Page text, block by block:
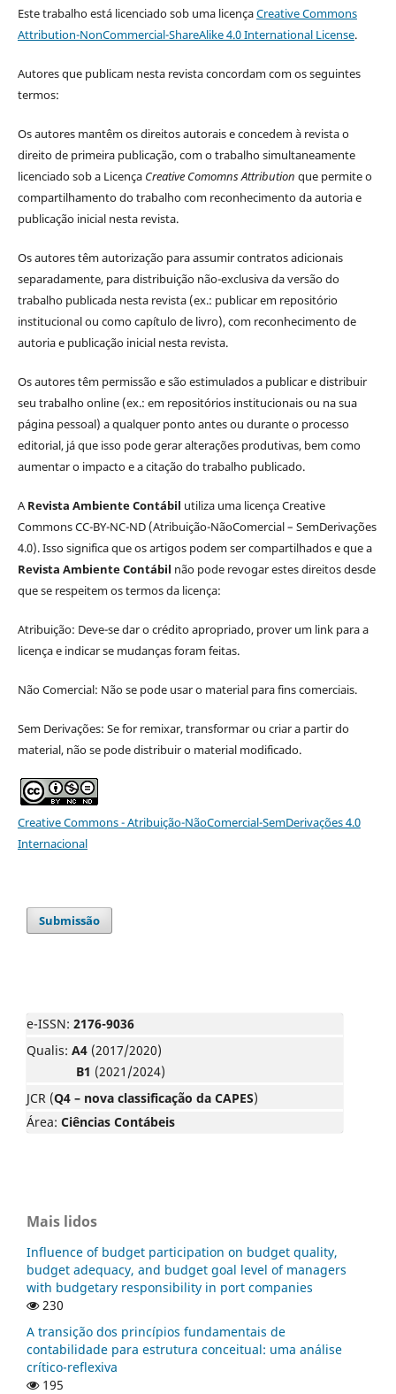
Este trabalho está licenciado sob uma licençaCreative Commons
Attribution-NonCommercial-ShareAlike 4.0 International License.
Autores que publicam nesta revista concordam com os seguintes
termos:
Os autores mantêm os direitos autorais e concedem à revista o
direito de primeira publicação, com o trabalho simultaneamente
licenciado sob a Licença Creative Comomns Attribution que permite o
compartilhamento do trabalho com reconhecimento da autoria e
publicação inicial nesta revista.
Os autores têm autorização para assumir contratos adicionais
separadamente, para distribuição não-exclusiva da versão do
trabalho publicada nesta revista (ex.: publicar em repositório
institucional ou como capítulo de livro), com reconhecimento de
autoria e publicação inicial nesta revista.
Os autores têm permissão e são estimulados a publicar e distribuir
seu trabalho online (ex.: em repositórios institucionais ou na sua
página pessoal) a qualquer ponto antes ou durante o processo
editorial, já que isso pode gerar alterações produtivas, bem como
aumentar o impacto e a citação do trabalho publicado.
ARevista Ambiente Contábil utiliza uma licença Creative
Commons CC-BY-NC-ND (Atribuição-NãoComercial – SemDerivações
4.0). Isso significa que os artigos podem ser compartilhados e que a
Revista Ambiente Contábil não pode revogar estes direitos desde
que se respeitem os termos da licença:
Atribuição: Deve-se dar o crédito apropriado, prover um link para a
licença e indicar se mudanças foram feitas.
Não Comercial: Não se pode usar o material para fins comerciais.
Sem Derivações: Se for remixar, transformar ou criar a partir do
material, não se pode distribuir o material modificado.
Creative Commons - Atribuição-NãoComercial-SemDerivações 4.0
Internacional
Submissão
e-ISSN: 2176-9036
Qualis: A4 (2017/2020)
B1 (2021/2024)
JCR (Q4 – nova classificação da CAPES)
Área: Ciências Contábeis
Mais lidos
Influence of budget participation on budget quality,
budget adequacy, and budget goal level of managers
with budgetary responsibility in port companies
230
A transição dos princípios fundamentais de
contabilidade para estrutura conceitual: uma análise
crítico-reflexiva
195